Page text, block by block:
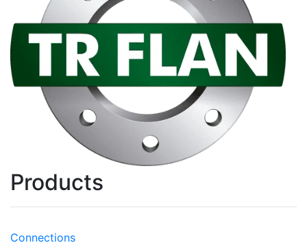
Products
Connections